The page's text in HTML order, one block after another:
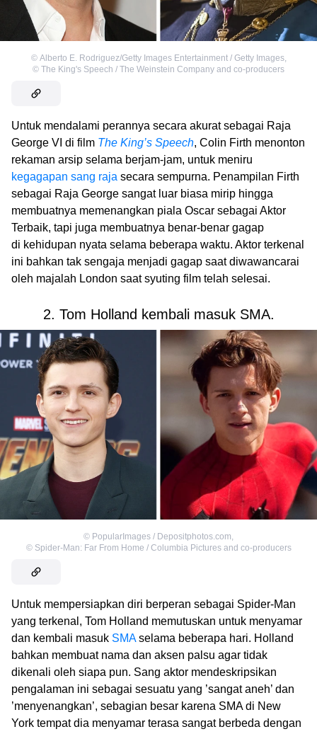
© Alberto E. Rodriguez/Getty Images Entertainment / Getty Images,
© The King's Speech / The Weinstein Company and co-producers
Untuk mendalami perannya secara akurat sebagai Raja
George VI di film The King’s Speech, Colin Firth menonton
rekaman arsip selama berjam-jam, untuk meniru
kegagapan sang raja secara sempurna. Penampilan Firth
sebagai Raja George sangat luar biasa mirip hingga
membuatnya memenangkan piala Oscar sebagai Aktor
Terbaik, tapi juga membuatnya benar-benar gagap
di kehidupan nyata selama beberapa waktu. Aktor terkenal
ini bahkan tak sengaja menjadi gagap saat diwawancarai
oleh majalah London saat syuting film telah selesai.
2. Tom Holland kembali masuk SMA.
© PopularImages / Depositphotos.com
© Spider-Man: Far From Home / Columbia Pictures and co-producers
Untuk mempersiapkan diri berperan sebagai Spider-Man
yang terkenal, Tom Holland memutuskan untuk menyamar
dan kembali masuk SMAselama beberapa hari. Holland
bahkan membuat nama dan aksen palsu agar tidak
dikenali oleh siapa pun. Sang aktor mendeskripsikan
pengalaman ini sebagai sesuatu yang ’sangat aneh’ dan
’menyenangkan’, sebagian besar karena SMA di New
York tempat dia menyamar terasa sangat berbeda dengan